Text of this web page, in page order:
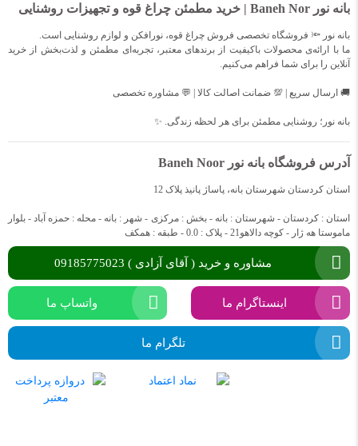
بانه نور Baneh Nor | خرید مطمئن چراغ قوه و تجهیزات روشنایی
بانه نور 🔦 فروشگاه تخصصی فروش چراغ قوه، نورافکن و لوازم روشنایی است.
ما با ارائه‌ی محصولات باکیفیت از برندهای معتبر، تجربه‌ای مطمئن و لذت‌بخش از خرید
آنلاین را برای شما فراهم می‌کنیم.
🚚 ارسال سریع | 💯 ضمانت اصالت کالا | 💬 مشاوره تخصصی
بانه نور؛ روشنایی مطمئن برای هر لحظه زندگی. ✨
آدرس فروشگاه بانه نور Baneh Noor
استان کردستان شهرستان بانه، پاساژ پانیذ پلاک 12
استان : کردستان - شهرستان : بانه - بخش : مرکزی - شهر : بانه - محله : حمزه آباد - بلوار
ماموستا هه ژار - کوچه دالاهو21 - پلاک : 0.0 - طبقه : همکف
مشاوره و خرید ( آقای آزادی ) 09185775023
اینستاگرام ما واتساپ ما
تلگرام ما